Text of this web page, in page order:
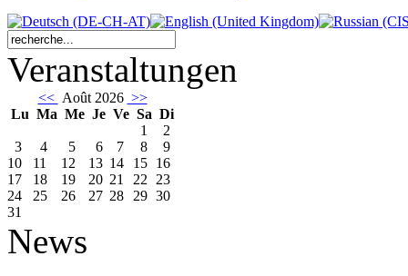
Veranstaltungen
<< Août 2026 >>
Lu Ma Me Je Ve Sa Di
1
2
3
4 5 6 7 8
9
10
11 12 13 14 15 16
17
18 19 20 21 22 23
24
25 26 27 28 29 30
31
News